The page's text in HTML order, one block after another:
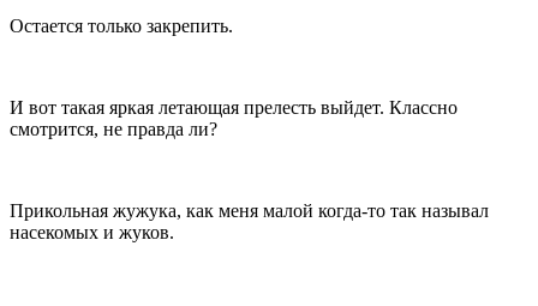
Остается только закрепить.
И вот такая яркая летающая прелесть выйдет. Классно
смотрится, не правда ли?
Прикольная жужука, как меня малой когда-то так называл
насекомых и жуков.